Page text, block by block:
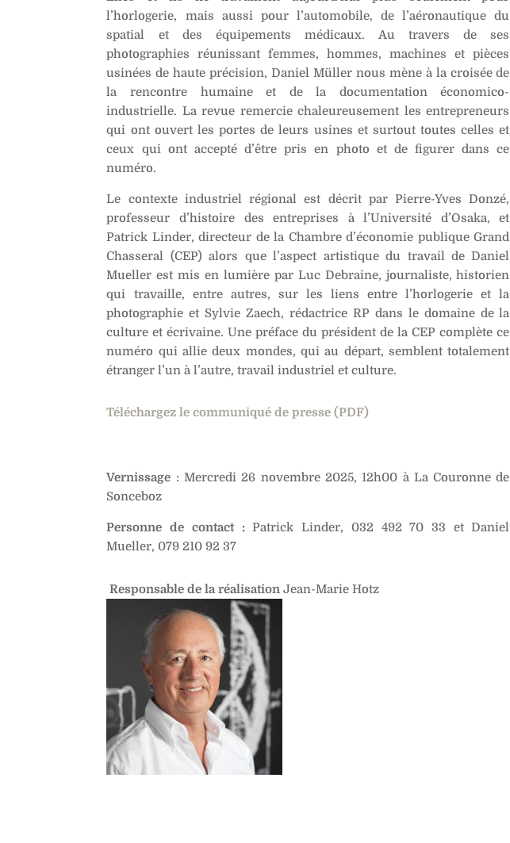
l’horlogerie, mais aussi pour l’automobile, de l’aéronautique du
spatial et des équipements médicaux. Au travers de ses
photographies réunissant femmes, hommes, machines et pièces
usinées de haute précision, Daniel Müller nous mène à la croisée de
la rencontre humaine et de la documentation économico-
industrielle. La revue remercie chaleureusement les entrepreneurs
qui ont ouvert les portes de leurs usines et surtout toutes celles et
ceux qui ont accepté d’être pris en photo et de figurer dans ce
numéro.
Le contexte industriel régional est décrit par Pierre-Yves Donzé,
professeur d’histoire des entreprises à l’Université d’Osaka, et
Patrick Linder, directeur de la Chambre d’économie publique Grand
Chasseral (CEP) alors que l’aspect artistique du travail de Daniel
Mueller est mis en lumière par Luc Debraine, journaliste, historien
qui travaille, entre autres, sur les liens entre l’horlogerie et la
photographie et Sylvie Zaech, rédactrice RP dans le domaine de la
culture et écrivaine. Une préface du président de la CEP complète ce
numéro qui allie deux mondes, qui au départ, semblent totalement
étranger l’un à l’autre, travail industriel et culture.
Téléchargez le communiqué de presse (PDF)
Vernissage :Mercredi 26 novembre 2025, 12h00 à La Couronne de
Sonceboz
Personne de contact :Patrick Linder, 032 492 70 33 etDaniel
Mueller, 079 210 92 37
Responsable de la réalisationJean-Marie Hotz